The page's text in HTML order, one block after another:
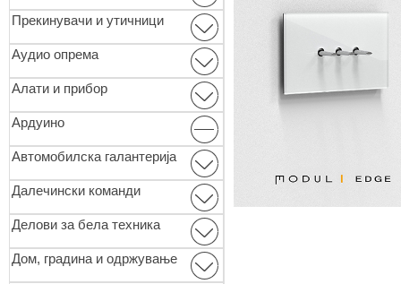
Прекинувачи и утичници
Аудио опрема
Алати и прибор
Ардуино
Автомобилска галантерија
Далечински команди
Делови за бела техника
Дом, градина и одржување